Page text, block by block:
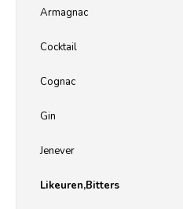
Armagnac
Cocktail
Cognac
Gin
Jenever
Likeuren,Bitters